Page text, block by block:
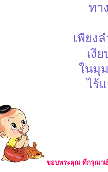
ทา
เพียง
เงี
ในมุ
ไร้
ขอบพระคุณ ที่กรุณาเ